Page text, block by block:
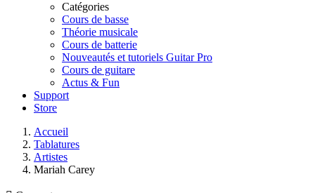
Catégories
Cours de basse
Théorie musicale
Cours de batterie
Nouveautés et tutoriels Guitar Pro
Cours de guitare
Actus & Fun
Support
Store
Accueil
Tablatures
Artistes
Mariah Carey